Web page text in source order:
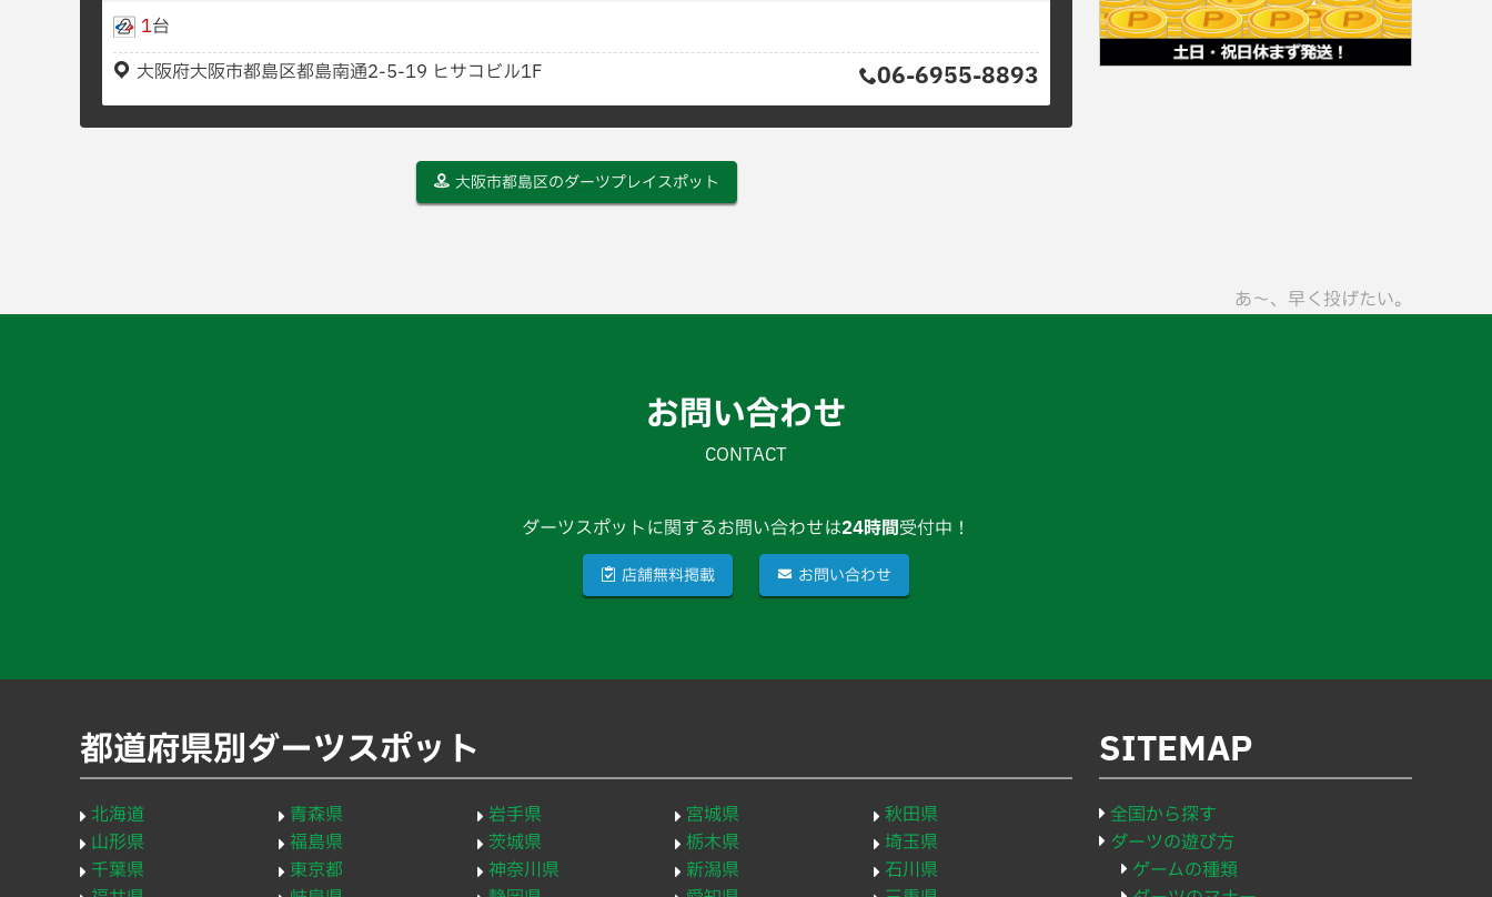
1台
大阪府大阪市都島区都島南通2-5-19 ヒサコビル1F
06-6955-8893
大阪市都島区のダーツプレイスポット
あ〜、早く投げたい。
お問い合わせ
CONTACT
ダーツスポットに関するお問い合わせは24時間受付中！
店舗無料掲載 お問い合わせ
都道府県別ダーツスポット
北海道 青森県 岩手県 宮城県
秋田県
山形県
福島県 茨城県 栃木県
埼玉県
千葉県
東京都 神奈川県 新潟県
石川県
SITEMAP
全国から探す
ダーツの遊び方
ゲームの種類